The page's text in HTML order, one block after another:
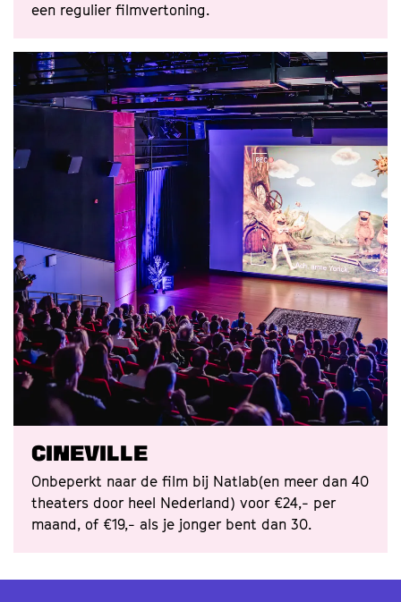
een regulier filmvertoning.
Cineville
Onbeperkt naar de film bij Natlab(en meer dan 40
theaters door heel Nederland) voor €24,- per
maand, of €19,- als je jonger bent dan 30.